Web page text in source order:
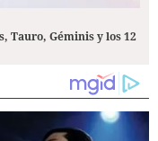
Tauro, Géminis y los 12